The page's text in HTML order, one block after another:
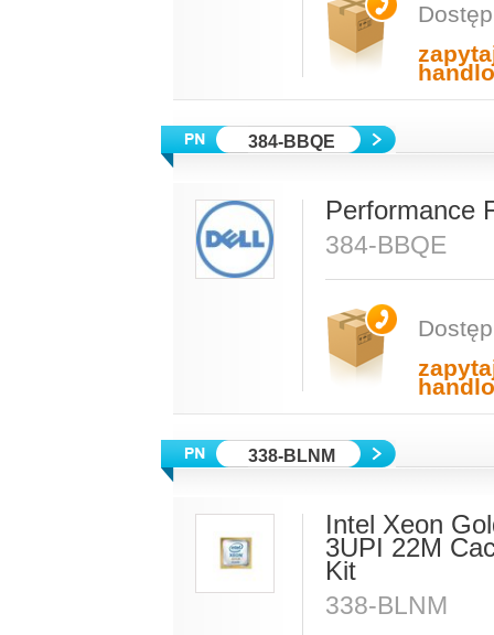
384-BBQE
Performance
384-BBQE
338-BLNM
Intel Xeon
3UPI 22M
Kit
338-BLNM